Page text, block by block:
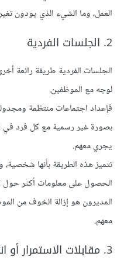
العمل، وما الشيء الذي يودون
2. الجلسات الفردية
الجلسات الفردية طريقة رائعة
لوجه مع الموظفين.
فإعداد اجتماعات منتظمة
بصورة غير رسمية مع كل فرد في
يجري معهم.
تتميز هذه الطريقة بأنها
الحصول على معلومات أكثر
المديرون هو إزالة الخوف من
معهم.
3. مقابلات الاستمرار أو انتهاء الخدمة